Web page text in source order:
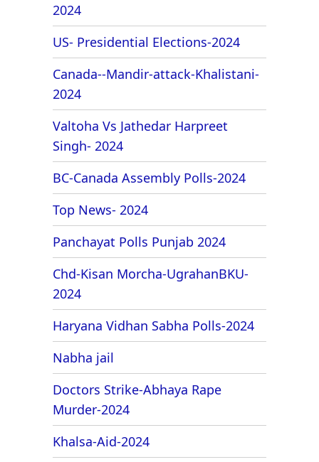
2024
US- Presidential Elections-2024
Canada--Mandir-attack-Khalistani-
2024
Valtoha Vs Jathedar Harpreet
Singh- 2024
BC-Canada Assembly Polls-2024
Top News- 2024
Panchayat Polls Punjab 2024
Chd-Kisan Morcha-UgrahanBKU-
2024
Haryana Vidhan Sabha Polls-2024
Nabha jail
Doctors Strike-Abhaya Rape
Murder-2024
Khalsa-Aid-2024